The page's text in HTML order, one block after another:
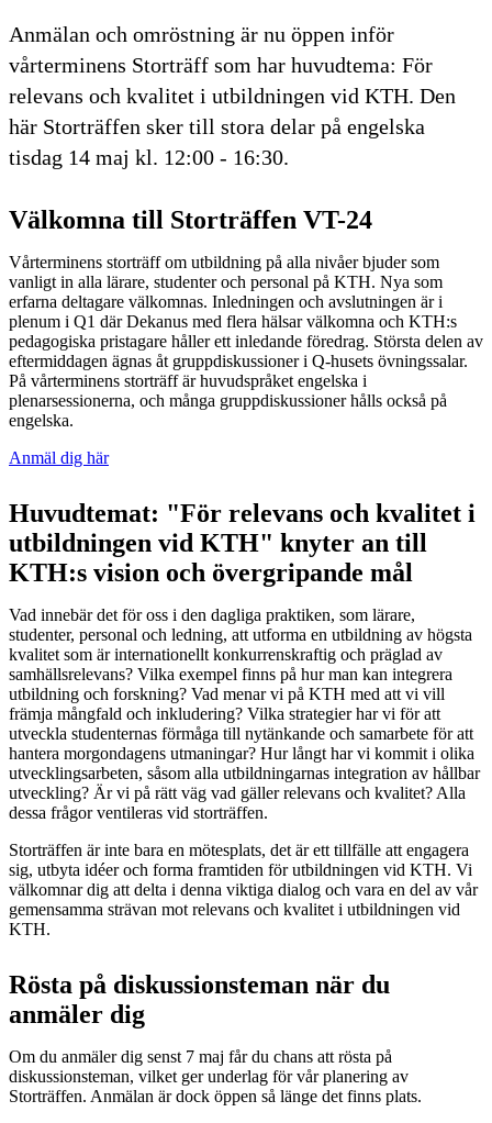
Anmälan och omröstning är nu öppen inför
vårterminens Storträff som har huvudtema: För
relevans och kvalitet i utbildningen vid KTH. Den
här Storträffen sker till stora delar på engelska
tisdag 14 maj kl. 12:00 - 16:30.
Välkomna till Storträffen VT-24
Vårterminens storträff om utbildning på alla nivåer bjuder som
vanligt in alla lärare, studenter och personal på KTH. Nya som
erfarna deltagare välkomnas. Inledningen och avslutningen är i
plenum i Q1 där Dekanus med flera hälsar välkomna och KTH:s
pedagogiska pristagare håller ett inledande föredrag. Största delen av
eftermiddagen ägnas åt gruppdiskussioner i Q-husets övningssalar.
På vårterminens storträff är huvudspråket engelska i
plenarsessionerna, och många gruppdiskussioner hålls också på
engelska.
Anmäl dig här
Huvudtemat: "För relevans och kvalitet i
utbildningen vid KTH" knyter an till
KTH:s vision och övergripande mål
Vad innebär det för oss i den dagliga praktiken, som lärare,
studenter, personal och ledning, att utforma en utbildning av högsta
kvalitet som är internationellt konkurrenskraftig och präglad av
samhällsrelevans? Vilka exempel finns på hur man kan integrera
utbildning och forskning? Vad menar vi på KTH med att vi vill
främja mångfald och inkludering? Vilka strategier har vi för att
utveckla studenternas förmåga till nytänkande och samarbete för att
hantera morgondagens utmaningar? Hur långt har vi kommit i olika
utvecklingsarbeten, såsom alla utbildningarnas integration av hållbar
utveckling? Är vi på rätt väg vad gäller relevans och kvalitet? Alla
dessa frågor ventileras vid storträffen.
Storträffen är inte bara en mötesplats, det är ett tillfälle att engagera
sig, utbyta idéer och forma framtiden för utbildningen vid KTH. Vi
välkomnar dig att delta i denna viktiga dialog och vara en del av vår
gemensamma strävan mot relevans och kvalitet i utbildningen vid
KTH.
Rösta på diskussionsteman när du
anmäler dig
Om du anmäler dig senst 7 maj får du chans att rösta på
diskussionsteman, vilket ger underlag för vår planering av
Storträffen. Anmälan är dock öppen så länge det finns plats.